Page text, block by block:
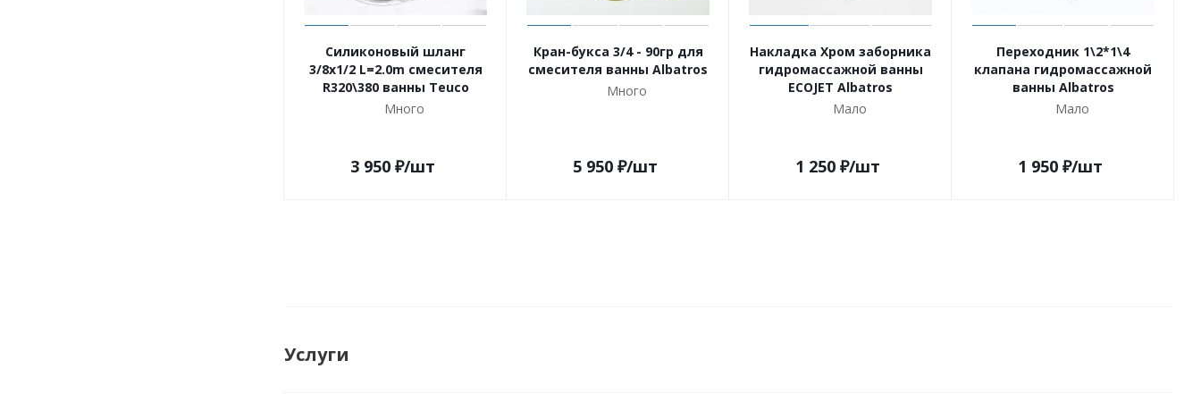
Силиконовый шланг
3/8x1/2 L=2.0m смесителя
R320\380 ванны Teuco
Много
3 950₽/шт
Кран-букса 3/4 - 90гр для
смесителя ванны Albatros
Много
5 950₽/шт
Накладка Хром заборника
гидромассажной ванны
ECOJET Albatros
Мало
1 250₽/шт
Переходник 1\2*1\4
клапана гидромассажной
ванны Albatros
Мало
1 950₽/шт
Услуги